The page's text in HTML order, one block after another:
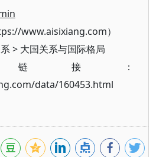
www.aisixiang.com）
> 大国关系与国际格局
接：
data/160453.html